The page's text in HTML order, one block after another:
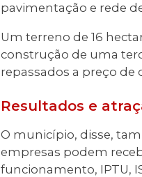
pavimentação e rede
Um terreno de 16
construção de uma
repassados a preço de
Resultados e
O município, disse,
empresas podem
funcionamento, IPTU,